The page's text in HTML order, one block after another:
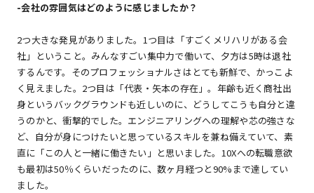
-会社の雰囲気はどのように感じましたか？
2つ大きな発見がありました。1つ目は「すごくメリハリがある会
社」ということ。みんなすごい集中力で働いて、夕方は5時は退社
するんです。そのプロフェッショナルさはとても新鮮で、かっこよ
く見えました。2つ目は「代表・矢本の存在」。年齢も近く商社出
身というバックグラウンドも近しいのに、どうしてこうも自分と違
うのかと、衝撃的でした。エンジニアリングへの理解や芯の強さな
ど、自分が身につけたいと思っているスキルを兼ね備えていて、素
直に「この人と一緒に働きたい」と思いました。10Xへの転職意欲
も最初は50％くらいだったのに、数ヶ月経つと90%まで達してい
ました。